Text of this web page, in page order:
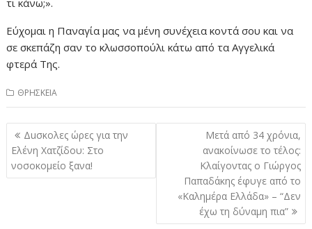
Εύχομαι η Παναγία μας να μένη συνέχεια κοντά σου και να
σε σκεπάζη σαν το κλωσσοπούλι κάτω από τα Αγγελικά
φτερά Της.
ΘΡΗΣΚΕΙΑ
Πλοήγηση
άρθρων
Δuσκολες ώρες για την
Ελένη Χατζίδου: Στο
νοσοκομείο ξανα!
Μετά από 34 χρόνια,
ανακοίνωσε το τέλος:
Κλαίγοντας ο Γιώργος
Παπαδάκης έφυγε από το
«Καλημέρα Ελλάδα» – “Δεν
έχω τη δύναμη πια”